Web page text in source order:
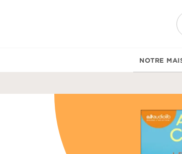
NOTRE